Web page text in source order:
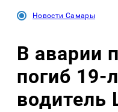
Новости Самары
В аварии
погиб 19-
водитель